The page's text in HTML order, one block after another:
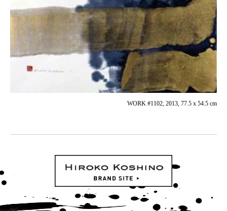
WORK #1102, 2013, 77.5 x 54.5 cm